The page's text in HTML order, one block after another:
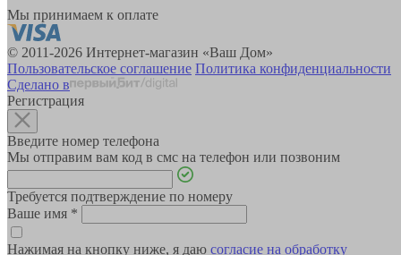
Мы принимаем к оплате
© 2011-2026 Интернет-магазин «Ваш Дом»
Пользовательское соглашение Политика конфиденциальности
Сделано в
Регистрация
Введите номер телефона
Мы отправим вам код в смс на телефон или позвоним
Требуется подтверждение по номеру
Ваше имя *
Нажимая на кнопку ниже, я даю согласие на обработку